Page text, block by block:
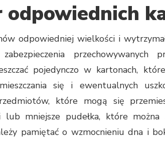
odpowiednich
odpowiedniej wielkości i
przechowywanych
pojedynczo w kartonach,
się i ewentualnych
które mogą się
lub mniejsze pudełka, które
pamiętać o wzmocnieniu dna i